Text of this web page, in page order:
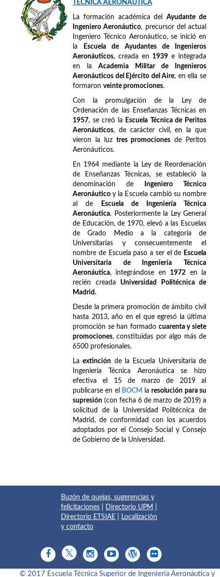
TÉCNICA AERONÁUTICA
La formación académica delAyudante de
Ingeniero Aeronáutico, precursor del actual
Ingeniero Técnico Aeronáutico, se inició en
la
Escuela de Ayudantes de Ingenieros
Aeronáuticos, creada en 1939 e integrada
en laAcademia Militar de Ingenieros
Aeronáuticos del Ejército del Aire, en ella se
formaron veinte promociones.
Con la promulgación de la Ley de
Ordenación de las Enseñanzas Técnicas en
1957, se creó la
Escuela Técnica de Peritos
Aeronáuticos, de carácter civil, en la que
vieron la luz tres promociones de Peritos
Aeronáuticos.
En 1964 mediante la Ley de Reordenación
de Enseñanzas Técnicas, se estableció la
denominación de
Ingeniero Técnico
Aeronáutico y la Escuela cambió su nombre
al de
Escuela de Ingeniería Técnica
Aeronáutica. Posteriormente la Ley General
de Educación, de 1970, elevó a las Escuelas
de Grado Medio a la categoría de
Universitarias y consecuentemente el
nombre de Escuela paso a ser el de Escuela
Universitaria de Ingeniería Técnica
Aeronáutica, integrándose en 1972 en la
recién creada Universidad Politécnica de
Madrid.
Desde la primera promoción de ámbito civil
hasta 2013, año en el que egresó la última
promoción se han formado cuarenta y siete
promociones, constituidas por algo más de
6500 profesionales.
Laextinción de la Escuela Universitaria de
Ingeniería Técnica Aeronáutica se hizo
efectiva el 15 de marzo de 2019 al
publicarse en el
BOCM laresolución para su
supresión (con fecha 6 de marzo de 2019) a
solicitud de la Universidad Politécnica de
Madrid, de conformidad con los acuerdos
adoptados por el Consejo Social y Consejo
de Gobierno de la Universidad.
Buzón de quejas, sugerencias y
felicitaciones
Directorio UPM
Directorio ETSIAE
Localización
y contacto
© 2017 Escuela Técnica Superior de Ingeniería Aeronáutica y